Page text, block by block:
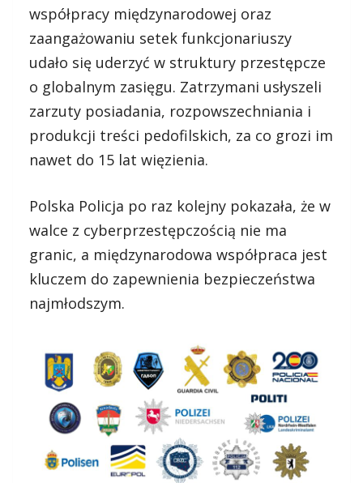
współpracy międzynarodowej oraz
zaangażowaniu setek funkcjonariuszy
udało się uderzyć w struktury przestępcze
o globalnym zasięgu. Zatrzymani usłyszeli
zarzuty posiadania, rozpowszechniania i
produkcji treści pedofilskich, za co grozi im
nawet do 15 lat więzienia.
Polska Policja po raz kolejny pokazała, że w
walce z cyberprzestępczością nie ma
granic, a międzynarodowa współpraca jest
kluczem do zapewnienia bezpieczeństwa
najmłodszym.